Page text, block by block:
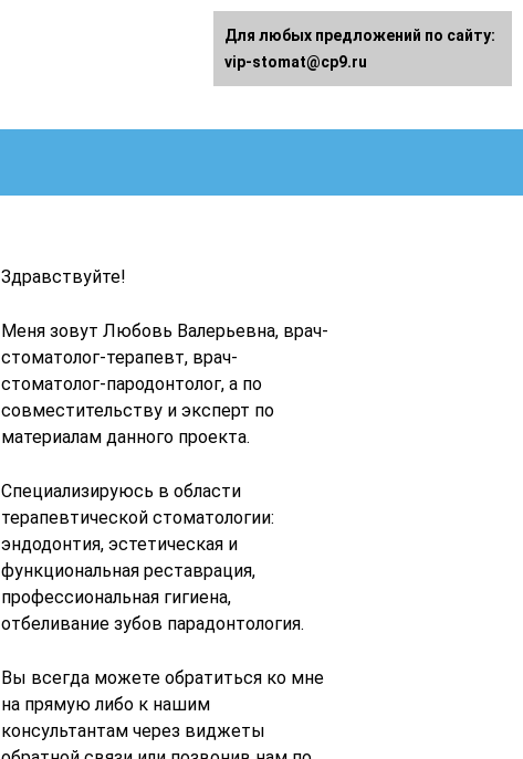
Здравствуйте!
Меня зовут Любовь Валерьевна, врач-
стоматолог-терапевт, врач-
стоматолог-пародонтолог, а по
совместительству и эксперт по
материалам данного проекта.
Специализируюсь в области
терапевтической стоматологии:
эндодонтия, эстетическая и
функциональная реставрация,
профессиональная гигиена,
отбеливание зубов парадонтология.
Вы всегда можете обратиться ко мне
на прямую либо к нашим
консультантам через виджеты
Для любых предложений по сайту:
vip-stomat@cp9.ru